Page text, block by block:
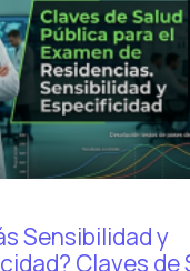
Sensibilidad y
Claves de